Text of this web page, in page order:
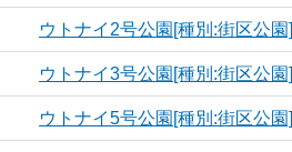
ウトナイ2号公園[種別:街区公園]
ウトナイ3号公園[種別:街区公園]
ウトナイ5号公園[種別:街区公園]